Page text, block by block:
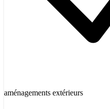
aménagements extérieurs